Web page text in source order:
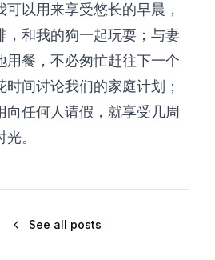
可以用来享受悠长的早晨，
，和我的狗一起玩耍；与妻
用餐，不必匆忙赶往下一个
时间讨论我们的家庭计划；
向任何人请假，就享受几周
。
See all posts